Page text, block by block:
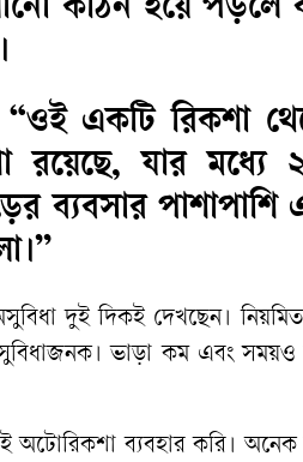
কঠিন হয়ে পড়লে
“ওই একটি রিকশা
রয়েছে, যার মধ্যে
ব্যবসার পাশাপাশি
দুই দিকই দেখছেন। নিয়মিত
ভাড়া কম এবং সময়ও
অটোরিকশা ব্যবহার করি।